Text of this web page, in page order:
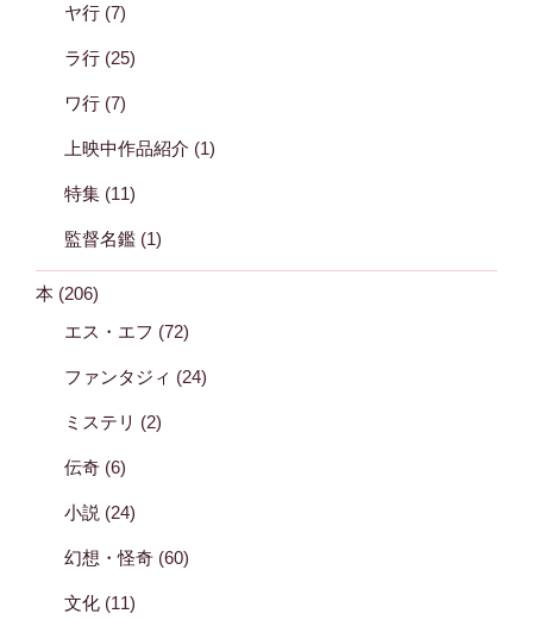
ヤ行 (7)
ラ行 (25)
ワ行 (7)
上映中作品紹介 (1)
特集 (11)
監督名鑑 (1)
本 (206)
エス・エフ (72)
ファンタジィ (24)
ミステリ (2)
伝奇 (6)
小説 (24)
幻想・怪奇 (60)
文化 (11)